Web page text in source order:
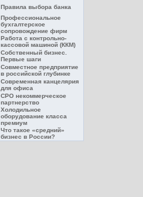
Правила выбора банка
Профессиональное
бухгалтерское
сопровождение фирм
Работа с контрольно-
кассовой машиной (ККМ)
Собственный бизнес.
Первые шаги
Совместное предприятие
в российской глубинке
Современная канцелярия
для офиса
СРО некоммерческое
партнерство
Холодильное
оборудование класса
премиум
Что такое «средний»
бизнес в России?